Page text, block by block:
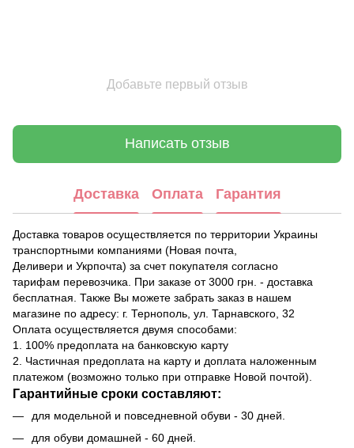
Добавьте первый отзыв
Написать отзыв
Доставка Оплата Гарантия
Доставка товаров осуществляется по территории Украины
транспортными компаниями (Новая почта,
Деливери и Укрпочта) за счет покупателя согласно
тарифам перевозчика. При заказе от 3000 грн. - доставка
бесплатная. Также Вы можете забрать заказ в нашем
магазине по адресу: г. Тернополь, ул. Тарнавского, 32
Оплата осуществляется двумя способами:
1. 100% предоплата на банковскую карту
2. Частичная предоплата на карту и доплата наложенным
платежом (возможно только при отправке Новой почтой).
Гарантийные сроки составляют:
для модельной и повседневной обуви - 30 дней.
для обуви домашней - 60 дней.